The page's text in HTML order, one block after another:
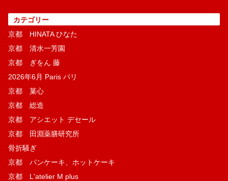
カテゴリー
京都 HINATA ひなた
京都 清水一芳園
京都 ぎをん 藤
2026年6月 Paris パリ
京都 菓​心
京都 総造
京都 アシエット デセール
京都 田淵薬膳研究所
骨折騒ぎ
京都 パンケーキ、ホットケーキ
京都 L'atelier M plus